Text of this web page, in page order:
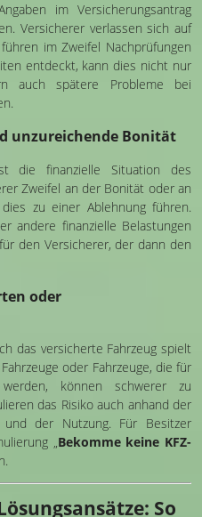
im Versicherungsantrag
Versicherer verlassen sich auf
im Zweifel Nachprüfungen
entdeckt, kann dies nicht nur
auch spätere Probleme bei
unzureichende Bonität
die finanzielle Situation des
Zweifel an der Bonität oder an
zu einer Ablehnung führen.
andere finanzielle Belastungen
den Versicherer, der dann den
oder
das versicherte Fahrzeug spielt
oder Fahrzeuge, die für
können schwerer zu
das Risiko auch anhand der
und der Nutzung. Für Besitzer
„Bekomme keine KFZ-
So